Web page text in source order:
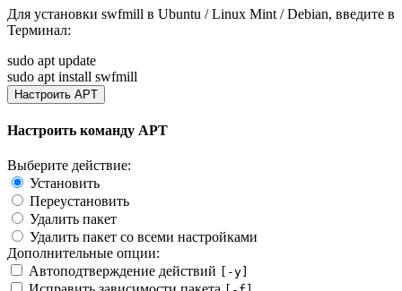
Для установки swfmill в Ubuntu / Linux Mint / Debian, введите в
Терминал:
sudo apt update
sudo apt install swfmill
Настроить APT
Настроить команду APT
Выберите действие:
Установить
Переустановить
Удалить пакет
Удалить пакет со всеми настройками
Дополнительные опции:
Автоподтверждение действий
[-y]